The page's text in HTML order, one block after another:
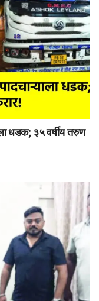
धडक; ३५ वर्षीय तरुण